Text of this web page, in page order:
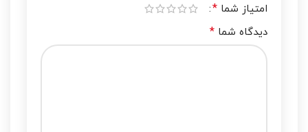
امتیاز شما *
دیدگاه شما *